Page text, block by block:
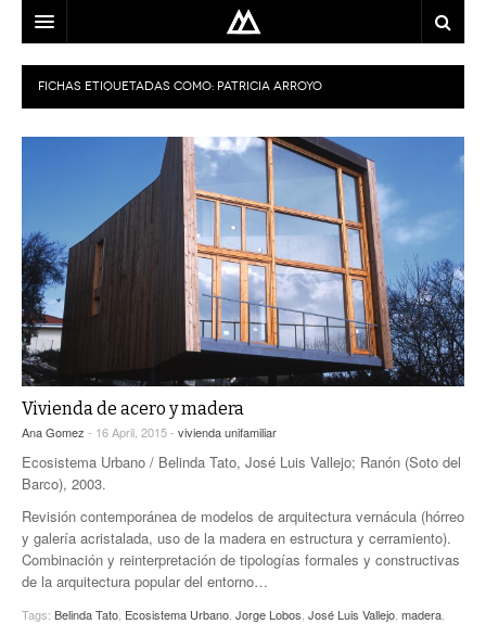
ARQUITECTO
LOCALIZACIÓN
EQUIPO
BLOG
CONTACTO
FICHAS ETIQUETADAS COMO: PATRICIA ARROYO
Vivienda de acero y madera
Ana Gomez - 16 April, 2015 - vivienda unifamiliar
Ecosistema Urbano / Belinda Tato, José Luis Vallejo; Ranón (Soto del
Barco), 2003.
Revisión contemporánea de modelos de arquitectura vernácula (hórreo
y galería acristalada, uso de la madera en estructura y cerramiento).
Combinación y reinterpretación de tipologías formales y constructivas
de la arquitectura popular del entorno…
Tags: Belinda Tato Ecosistema Urbano Jorge Lobos José Luis Vallejo madera